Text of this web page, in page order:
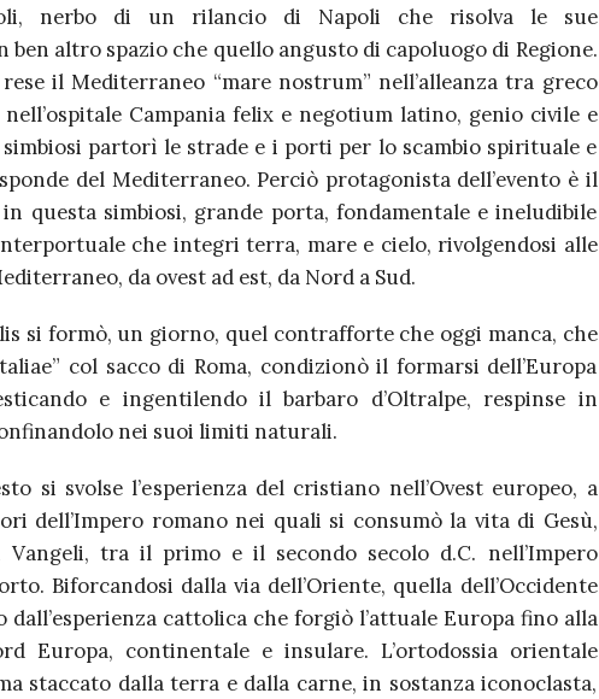
nerbo di un rilancio di Napoli che risolva le sue
altro spazio che quello angusto di capoluogo di Regione.
il Mediterraneo “mare nostrum” nell’alleanza tra greco
Campania felix e negotium latino, genio civile e
partorì le strade e i porti per lo scambio spirituale e
del Mediterraneo. Perciò protagonista dell’evento è il
questa simbiosi, grande porta, fondamentale e ineludibile
che integri terra, mare e cielo, rivolgendosi alle
da ovest ad est, da Nord a Sud.
si formò, un giorno, quel contrafforte che oggi manca, che
col sacco di Roma, condizionò il formarsi dell’Europa
e ingentilendo il barbaro d’Oltralpe, respinse in
nei suoi limiti naturali.
si svolse l’esperienza del cristiano nell’Ovest europeo, a
dell’Impero romano nei quali si consumò la vita di Gesù,
Vangeli, tra il primo e il secondo secolo d.C. nell’Impero
Biforcandosi dalla via dell’Oriente, quella dell’Occidente
dall’esperienza cattolica che forgiò l’attuale Europa fino alla
Europa, continentale e insulare. L’ortodossia orientale
staccato dalla terra e dalla carne, in sostanza iconoclasta,